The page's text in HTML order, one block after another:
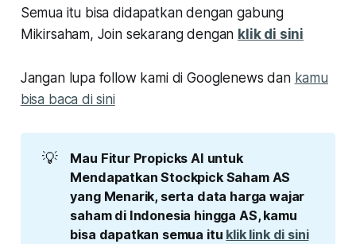
Semua itu bisa didapatkan dengan gabung
Mikirsaham, Join sekarang dengan klik di sini
Jangan lupa follow kami di Googlenews dan kamu
bisa baca di sini
💡
Mau Fitur Propicks AI untuk
Mendapatkan Stockpick Saham AS
yang Menarik, serta data harga wajar
saham di Indonesia hingga AS, kamu
bisa dapatkan semua itu klik link di sini